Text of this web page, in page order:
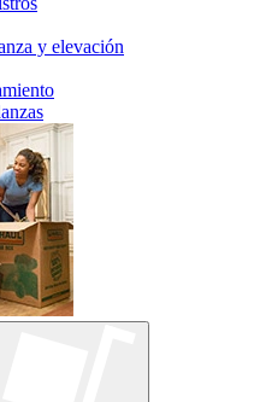
y elevación